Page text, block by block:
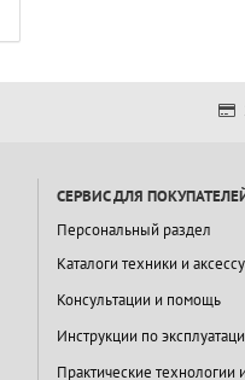
СЕРВИС ДЛЯ
Персональный раздел
Каталоги техники и
Консультации и помощь
Инструкции по
Практические технологии